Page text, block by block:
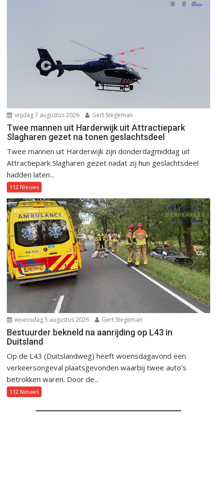
vrijdag 7 augustus 2026 Gert Stegeman
Twee mannen uit Harderwijk uit Attractiepark
Slagharen gezet na tonen geslachtsdeel
Twee mannen uit Harderwijk zijn donderdagmiddag uit
Attractiepark Slagharen gezet nadat zij hun geslachtsdeel
hadden laten...
112 Nieuws
woensdag 5 augustus 2026 Gert Stegeman
Bestuurder bekneld na aanrijding op L43 in
Duitsland
Op de L43 (Duitslandweg) heeft woensdagavond een
verkeersongeval plaatsgevonden waarbij twee auto’s
betrokken waren. Door de...
112 Nieuws